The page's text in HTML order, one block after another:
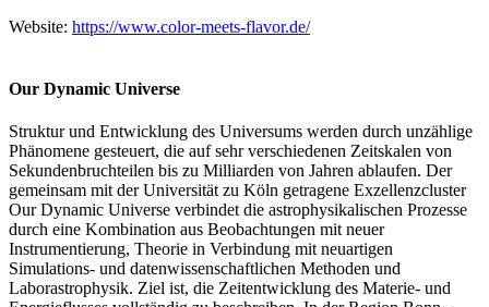
Website: https://www.color-meets-flavor.de/
Our Dynamic Universe
Struktur und Entwicklung des Universums werden durch unzählige
Phänomene gesteuert, die auf sehr verschiedenen Zeitskalen von
Sekundenbruchteilen bis zu Milliarden von Jahren ablaufen. Der
gemeinsam mit der Universität zu Köln getragene Exzellenzcluster
Our Dynamic Universe verbindet die astrophysikalischen Prozesse
durch eine Kombination aus Beobachtungen mit neuer
Instrumentierung, Theorie in Verbindung mit neuartigen
Simulations- und datenwissenschaftlichen Methoden und
Laborastrophysik. Ziel ist, die Zeitentwicklung des Materie- und